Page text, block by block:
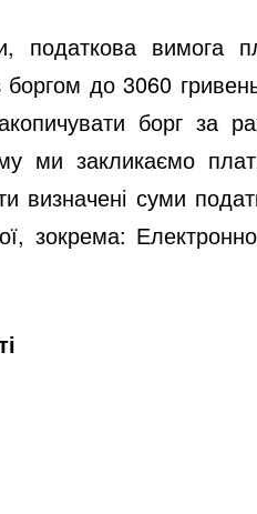
вимога
до 3060
борг за
ми закликаємо
визначені суми
зокрема: